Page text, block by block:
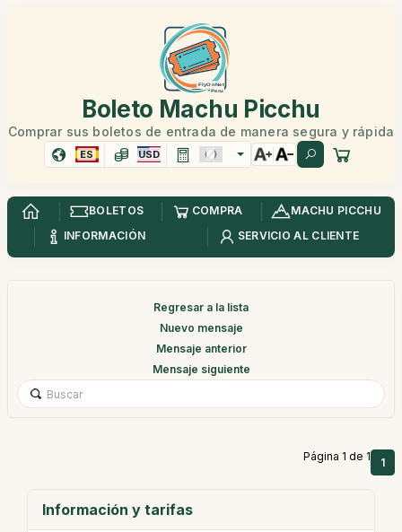
Boleto Machu Picchu
Comprar sus boletos de entrada de manera segura y rápida
ES USD
BOLETOS COMPRA
MACHU PICCHU
INFORMACIÓN
SERVICIO AL CLIENTE
Regresar a la lista
Nuevo mensaje
Mensaje anterior
Mensaje siguiente
Página 1 de 1 1
Información y tarifas